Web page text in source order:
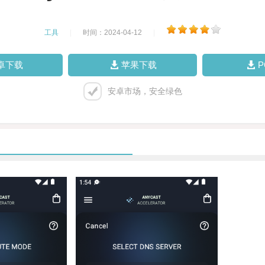
工具 时间：2024-04-12
下载 苹果下载
安卓市场，安全绿色